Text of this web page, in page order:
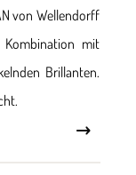
von Wellendorff
mit
Brillanten.